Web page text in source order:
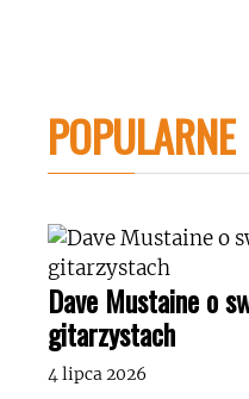
POPULARNE
Dave Mustaine o
gitarzystach
4 lipca 2026